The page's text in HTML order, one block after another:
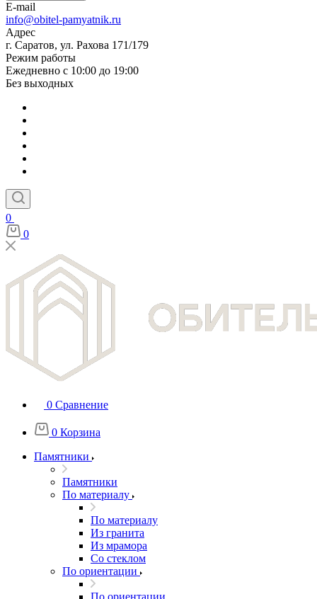
E-mail
info@obitel-pamyatnik.ru
Адрес
г. Саратов, ул. Рахова 171/179
Режим работы
Ежедневно с 10:00 до 19:00
Без выходных
0
0
0 Сравнение
0 Корзина
Памятники
Памятники
По материалу
По материалу
Из гранита
Из мрамора
Со стеклом
По ориентации
По ориентации